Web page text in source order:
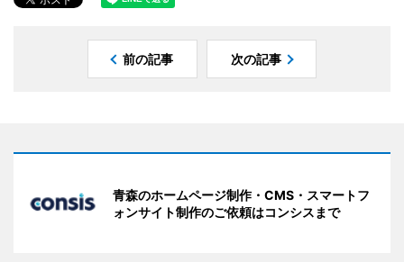
前の記事 次の記事
青森のホームページ制作・CMS・スマートフ
ォンサイト制作のご依頼はコンシスまで